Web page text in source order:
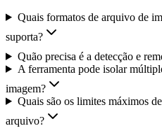
Quais formatos de arquivo de
suporta?
Quão precisa é a detecção e
A ferramenta pode isolar
imagem?
Quais são os limites máximos
arquivo?